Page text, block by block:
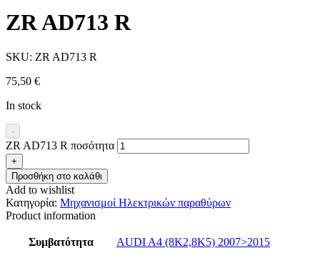
ZR AD713 R
SKU: ZR AD713 R
75,50 €
In stock
-
ZR AD713 R ποσότητα
+
Προσθήκη στο καλάθι
Add to wishlist
Κατηγορία: Μηχανισμοί Ηλεκτρικών παραθύρων
Product information
Συμβατότητα AUDI A4 (8K2,8K5) 2007>2015